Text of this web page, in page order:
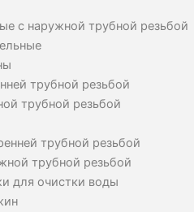
с наружной трубной резьбой
трубной резьбой
трубной резьбой
трубной резьбой
трубной резьбой
для очистки воды